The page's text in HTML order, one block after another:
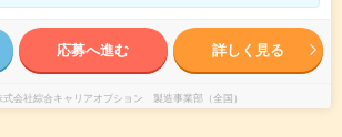
応募へ進む 詳しく見る
式会社綜合キャリアオプション 製造事業部（全国）